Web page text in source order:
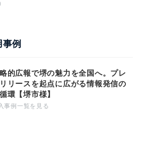
例
的広報で堺の魅力を全国へ。プレ
リースを起点に広がる情報発信の
環【堺市様】
事例一覧を見る